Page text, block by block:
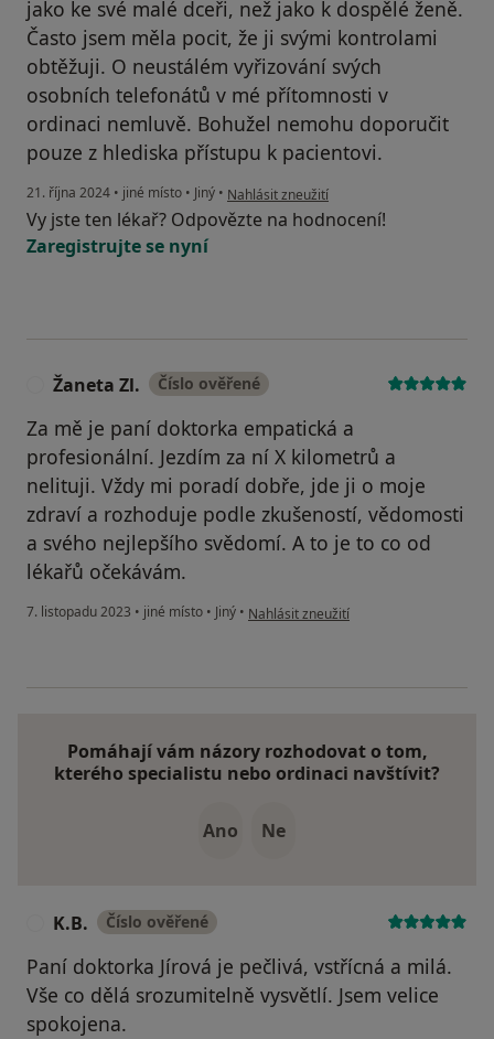
jako ke své malé dceři, než jako k dospělé ženě.
Často jsem měla pocit, že ji svými kontrolami
obtěžuji. O neustálém vyřizování svých
osobních telefonátů v mé přítomnosti v
ordinaci nemluvě. Bohužel nemohu doporučit
pouze z hlediska přístupu k pacientovi.
21. října 2024 • jiné místo • Jiný • podle názoru uživatele T.S.
Nahlásit zneužití
Vy jste ten lékař? Odpovězte na hodnocení!
Zaregistrujte se nyní
Žaneta Zl. Číslo ověřené
Za mě je paní doktorka empatická a
profesionální. Jezdím za ní X kilometrů a
nelituji. Vždy mi poradí dobře, jde ji o moje
zdraví a rozhoduje podle zkušeností, vědomosti
a svého nejlepšího svědomí. A to je to co od
lékařů očekávám.
7. listopadu 2023 • jiné místo • Jiný • podle názoru uživatele Žaneta Zl.
Nahlásit zneužití
Pomáhají vám názory rozhodovat o tom,
kterého specialistu nebo ordinaci navštívit?
Ano Ne
K.B. Číslo ověřené
Paní doktorka Jírová je pečlivá, vstřícná a milá.
Vše co dělá srozumitelně vysvětlí. Jsem velice
spokojena.